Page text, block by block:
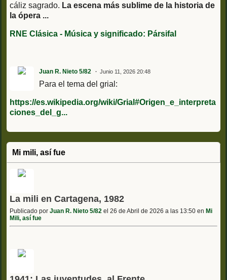
cáliz sagrado. La escena más sublime de la historia de
la ópera ...
RNE Clásica - Música y significado: Pársifal
Juan R. Nieto 5/82 Junio 11, 2026 20:48
Para el tema del grial:
https://es.wikipedia.org/wiki/Grial#Origen_e_interpreta
ciones_del_g...
Mi mili, así fue
La mili en Cartagena, 1982
Publicado por Juan R. Nieto 5/82 el 26 de Abril de 2026 a las 13:50 en Mi
Mili, así fue